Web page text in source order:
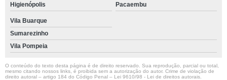
Higienópolis Pacaembu
Vila Buarque
Sumarezinho
Vila Pompeia
O conteúdo do texto desta página é de direito reservado. Sua reprodução, parcial ou total,
mesmo citando nossos links, é proibida sem a autorização do autor. Crime de violação de
direito autoral – artigo 184 do Código Penal – Lei 9610/98 - Lei de direitos autorais